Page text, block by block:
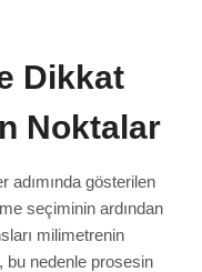
Dikkat
Noktalar
adımında gösterilen
seçiminin ardından
milimetrenin
bu nedenle prosesin